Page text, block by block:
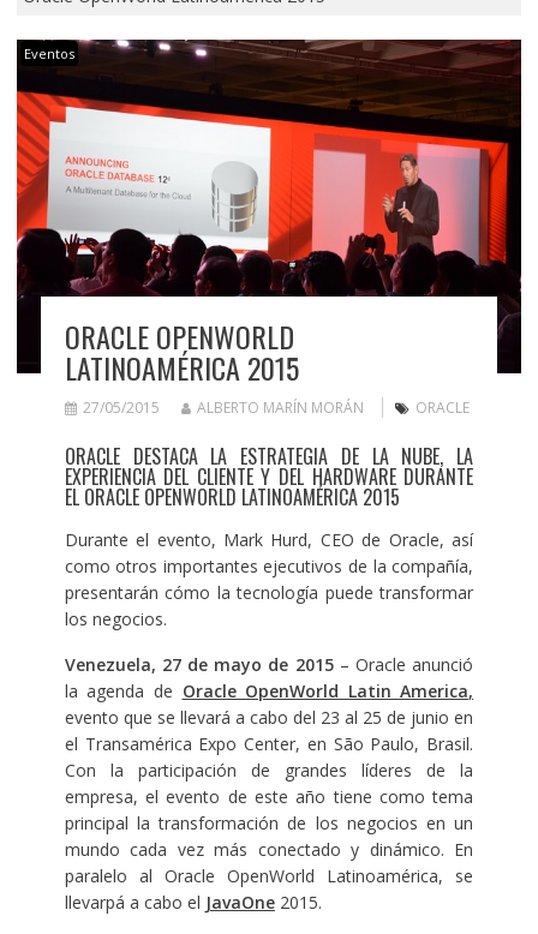
Eventos
ORACLE OPENWORLD
LATINOAMÉRICA 2015
27/05/2015 ALBERTO MARÍN MORÁN ORACLE
ORACLE DESTACA LA ESTRATEGIA DE LA NUBE, LA
EXPERIENCIA DEL CLIENTE Y DEL HARDWARE DURANTE
EL ORACLE OPENWORLD LATINOAMÉRICA 2015
Durante el evento, Mark Hurd, CEO de Oracle, así
como otros importantes ejecutivos de la compañía,
presentarán cómo la tecnología puede transformar
los negocios.
Venezuela, 27 de mayo de 2015– Oracle anunció
la agenda de Oracle OpenWorld Latin America,
evento que se llevará a cabo del 23 al 25 de junio en
el Transamérica Expo Center, en São Paulo, Brasil.
Con la participación de grandes líderes de la
empresa, el evento de este año tiene como tema
principal la transformación de los negocios en un
mundo cada vez más conectado y dinámico. En
paralelo al Oracle OpenWorld Latinoamérica, se
llevarpá a cabo el JavaOne2015.